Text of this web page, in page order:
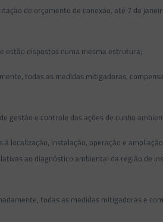
de orçamento de conexão, até 7 de
estão dispostos numa mesma estrutura;
todas as medidas mitigadoras,
e controle das ações de cunho
instalação, operação e
ao diagnóstico ambiental da região de
todas as medidas mitigadoras e